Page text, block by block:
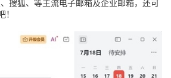
搜狐、等主流电子邮箱及企业邮箱，还可